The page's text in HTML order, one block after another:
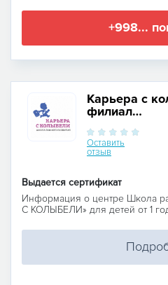
+998...
Карьера с
филиал
Оставить
отзыв
Выдается сертификат
Информация о центре Школа
С КОЛЫБЕЛИ» для детей от 1